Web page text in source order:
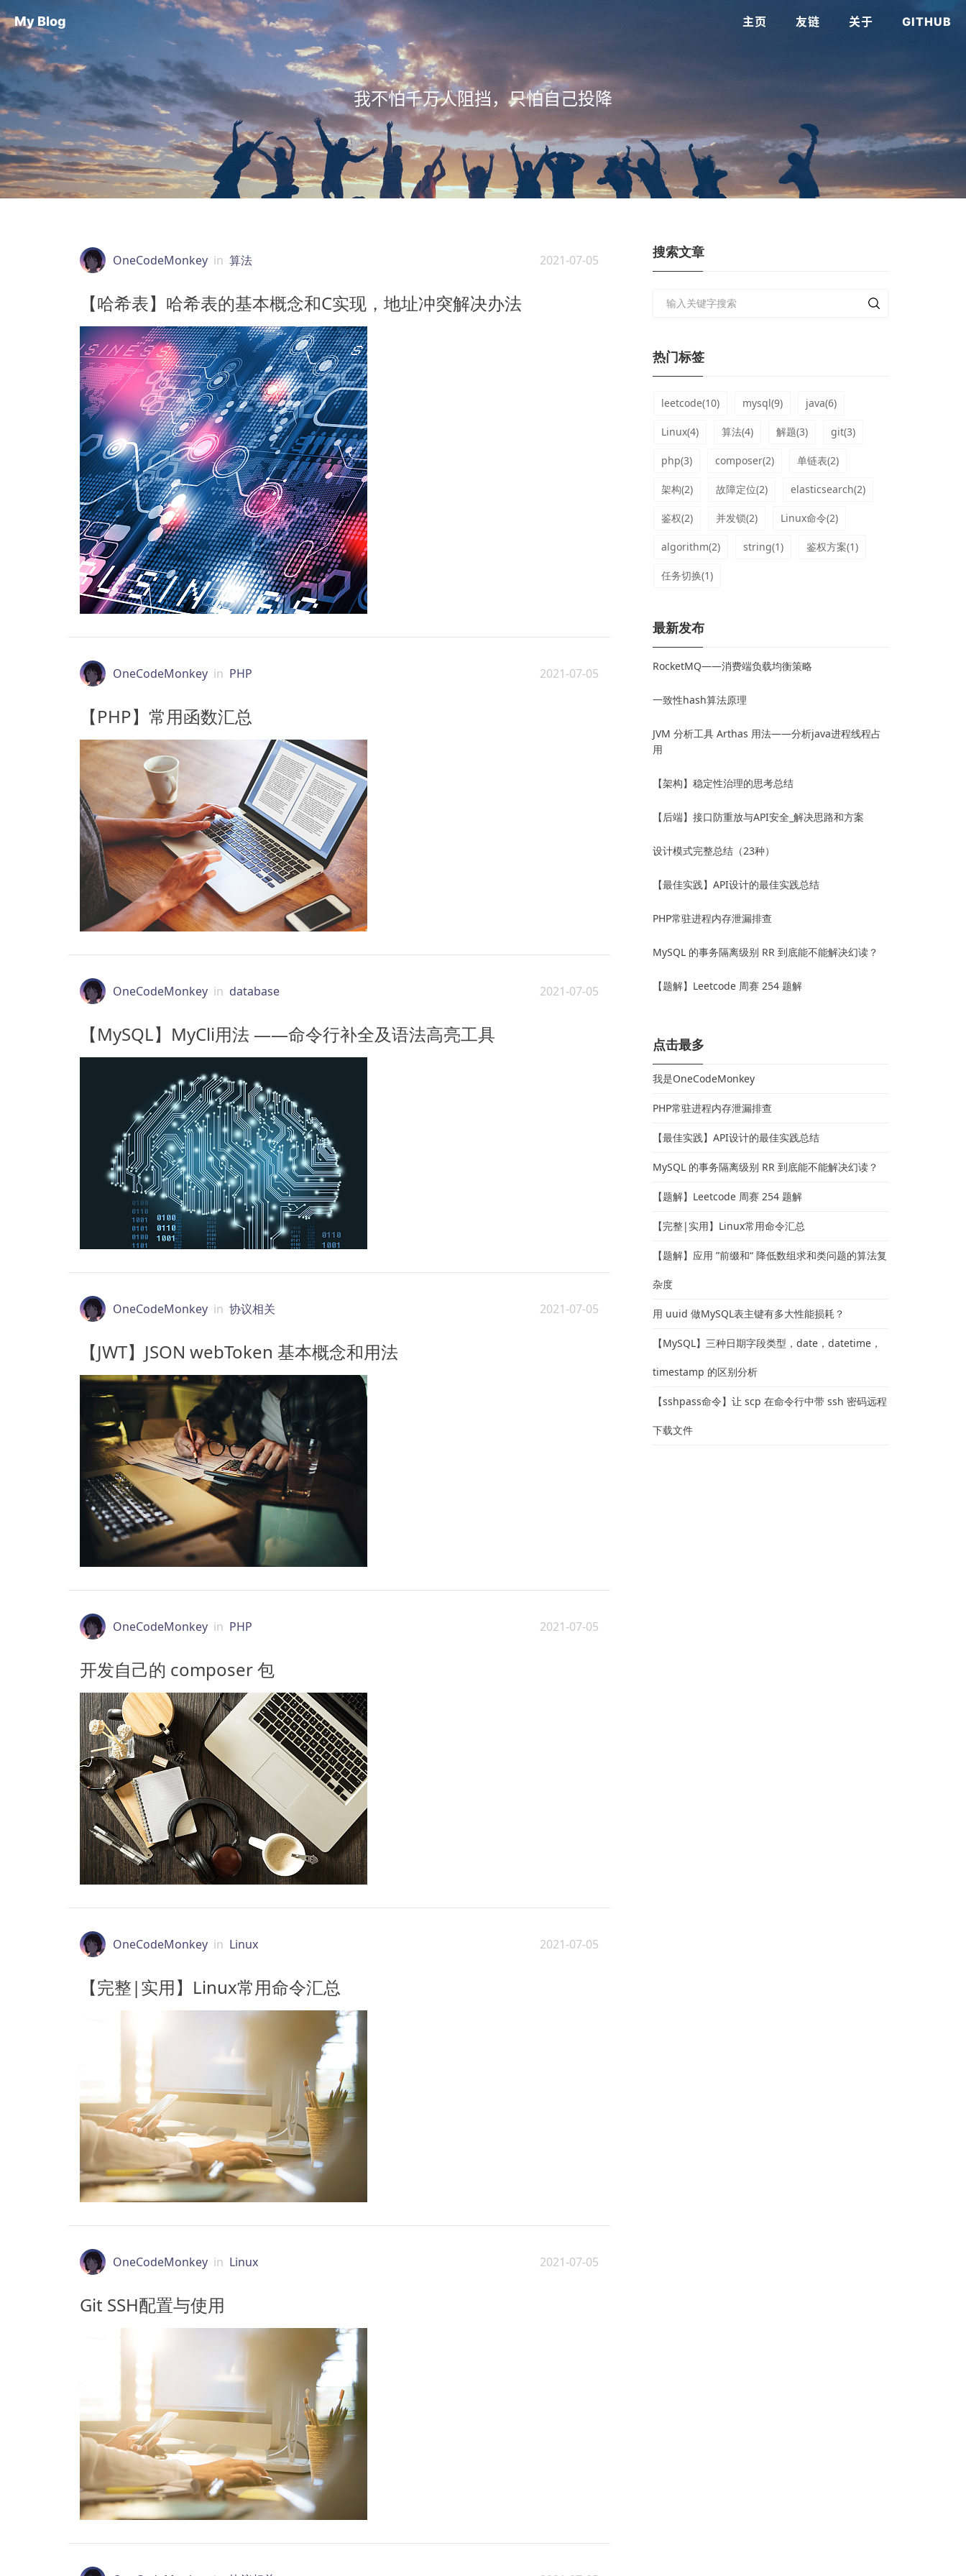
My Blog 主页 友链 关于 GITHUB
我不怕千万人阻挡，只怕自己投降
OneCodeMonkey in 算法 2021-07-05
【哈希表】哈希表的基本概念和C实现，地址冲突解决办法
OneCodeMonkey in PHP 2021-07-05
【PHP】常用函数汇总
OneCodeMonkey in database 2021-07-05
【MySQL】MyCli用法 ——命令行补全及语法高亮工具
OneCodeMonkey in 协议相关 2021-07-05
【JWT】JSON webToken 基本概念和用法
OneCodeMonkey in PHP 2021-07-05
开发自己的 composer 包
OneCodeMonkey in Linux 2021-07-05
【完整|实用】Linux常用命令汇总
OneCodeMonkey in Linux 2021-07-05
Git SSH配置与使用
搜索文章
热门标签
leetcode(10) mysql(9) java(6)
Linux(4) 算法(4) 解题(3) git(3)
php(3) composer(2) 单链表(2)
架构(2) 故障定位(2) elasticsearch(2)
鉴权(2) 并发锁(2) Linux命令(2)
algorithm(2) string(1) 鉴权方案(1)
任务切换(1)
最新发布
RocketMQ——消费端负载均衡策略
一致性hash算法原理
JVM 分析工具 Arthas 用法——分析java进程线程占
用
【架构】稳定性治理的思考总结
【后端】接口防重放与API安全_解决思路和方案
设计模式完整总结（23种）
【最佳实践】API设计的最佳实践总结
PHP常驻进程内存泄漏排查
MySQL 的事务隔离级别 RR 到底能不能解决幻读？
【题解】Leetcode 周赛 254 题解
点击最多
我是OneCodeMonkey
PHP常驻进程内存泄漏排查
【最佳实践】API设计的最佳实践总结
MySQL 的事务隔离级别 RR 到底能不能解决幻读？
【题解】Leetcode 周赛 254 题解
【完整|实用】Linux常用命令汇总
【题解】应用 ”前缀和“ 降低数组求和类问题的算法复
杂度
用 uuid 做MySQL表主键有多大性能损耗？
【MySQL】三种日期字段类型，date，datetime，
timestamp 的区别分析
【sshpass命令】让 scp 在命令行中带 ssh 密码远程
下载文件